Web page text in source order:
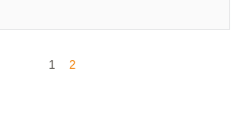
1 2